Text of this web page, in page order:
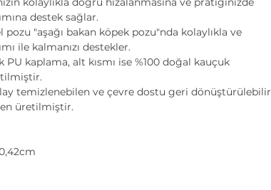
destek sağlar.
pozu "aşağı bakan köpek pozu"nda kolaylıkla ve
ile kalmanızı destekler.
PU kaplama, alt kısmı ise %100 doğal kauçuk
temizlenebilen ve çevre dostu geri dönüştürülebilir
üretilmiştir.